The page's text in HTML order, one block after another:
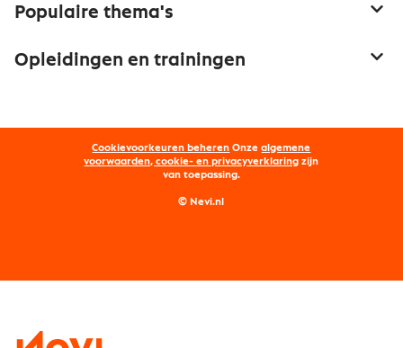
Netwerk en communities
Word lid van Nevi
Nevi PMI®
Populaire thema's
Onderhandelen
Opleidingen en trainingen
Opleidingen
Maatwerk
Nevi 2
Cookievoorkeuren beheren Onzealgemene
voorwaarden, cookie- en privacyverklaring zijn
van toepassing.
© Nevi.nl